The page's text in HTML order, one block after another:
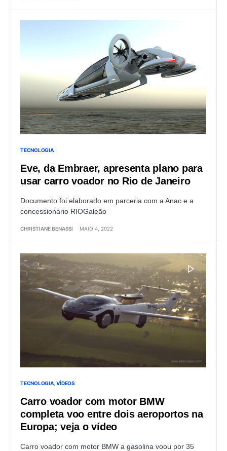
TECNOLOGIA
Eve, da Embraer, apresenta plano para
usar carro voador no Rio de Janeiro
Documento foi elaborado em parceria com a Anac e a
concessionário RIOGaleão
CHRISTIANE BENASSI MAIO 4, 2022
TECNOLOGIA VÍDEOS
Carro voador com motor BMW
completa voo entre dois aeroportos na
Europa; veja o vídeo
Carro voador com motor BMW a gasolina voou por 35